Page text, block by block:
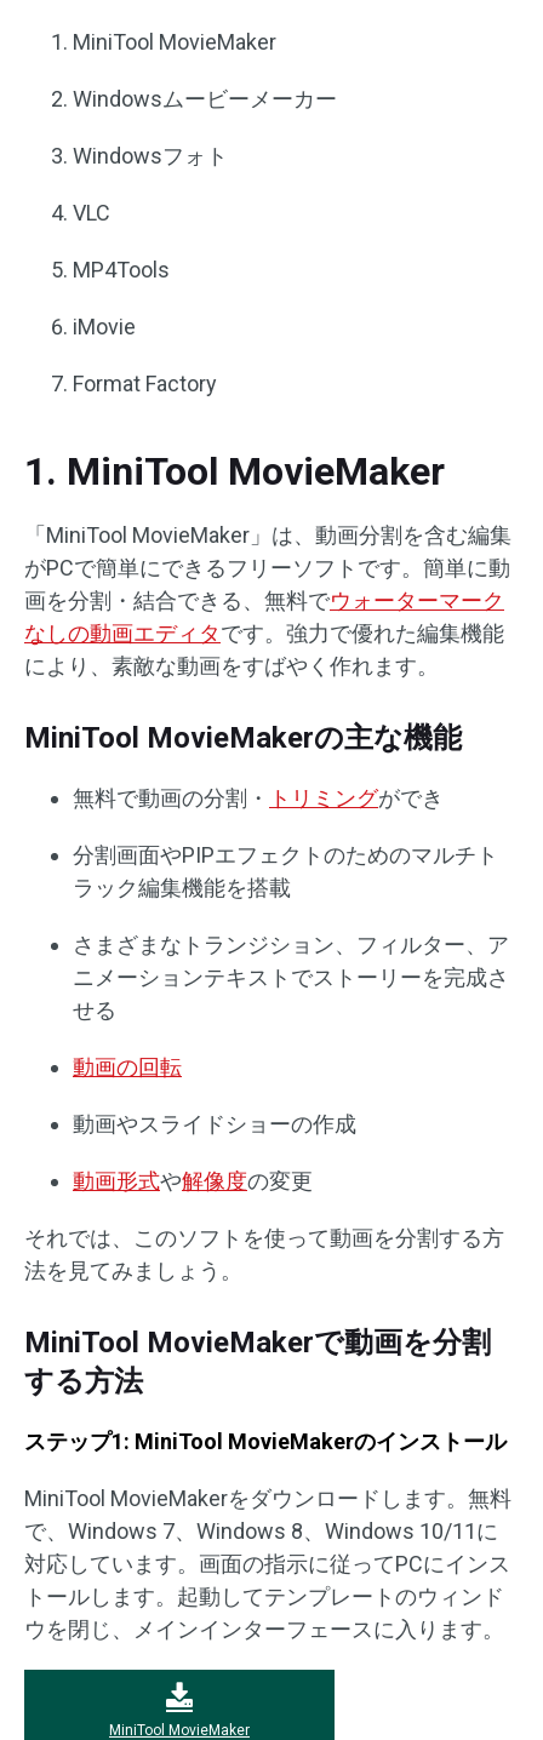
MiniTool MovieMaker
Windowsムービーメーカー
Windowsフォト
VLC
MP4Tools
iMovie
Format Factory
1. MiniTool MovieMaker
「MiniTool MovieMaker」は、動画分割を含む編集
がPCで簡単にできるフリーソフトです。簡単に動
画を分割・結合できる、無料でウォーターマーク
なしの動画エディタです。強力で優れた編集機能
により、素敵な動画をすばやく作れます。
MiniTool MovieMakerの主な機能
無料で動画の分割・ トリミングができ
分割画面やPIPエフェクトのためのマルチト
ラック編集機能を搭載
さまざまなトランジション、フィルター、ア
ニメーションテキストでストーリーを完成さ
せる
動画の回転
動画やスライドショーの作成
動画形式や解像度の変更
それでは、このソフトを使って動画を分割する方
法を見てみましょう。
MiniTool MovieMakerで動画を分割
する方法
ステップ1: MiniTool MovieMakerのインストール
MiniTool MovieMakerをダウンロードします。無料
で、Windows 7、Windows 8、Windows 10/11に
対応しています。画面の指示に従ってPCにインス
トールします。起動してテンプレートのウィンド
ウを閉じ、メインインターフェースに入ります。
MiniTool MovieMaker